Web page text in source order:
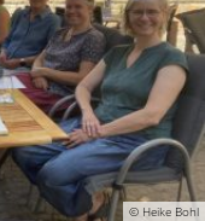
© Heike Bohl